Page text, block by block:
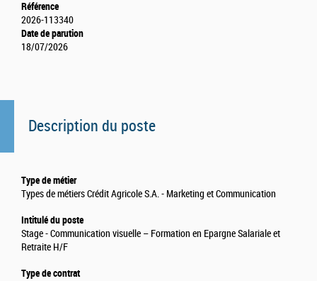
Description du poste
Type de métier
Types de métiers Crédit Agricole S.A. - Marketing et Communication
Intitulé du poste
Stage - Communication visuelle – Formation en Epargne Salariale et
Retraite H/F
Type de contrat
Référence
2026-113340
Date de parution
18/07/2026